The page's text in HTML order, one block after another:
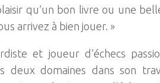
qu’un bon livre ou une
arrivez à bien jouer. »
et joueur d’échecs
deux domaines dans son